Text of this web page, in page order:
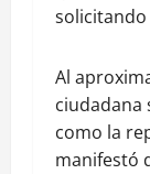
solicitando
Al
ciudadana
como la
manifestó